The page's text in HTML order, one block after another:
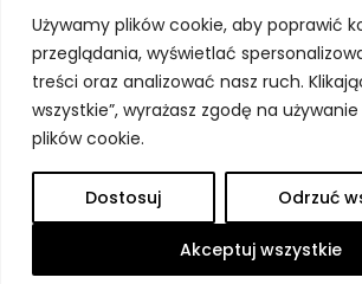
Używamy plików cookie, aby poprawić
przeglądania, wyświetlać
treści oraz analizować nasz ruch.
wszystkie”, wyrażasz zgodę na
plików cookie.
Dostosuj Odrzuć
Akceptuj wszystkie
Praktyczna wiedza
Do pobrania
Kontakt
Polityka prywatności
Wszystkie prawa zastrzeżone ⓒ
Platforma utworzona przez